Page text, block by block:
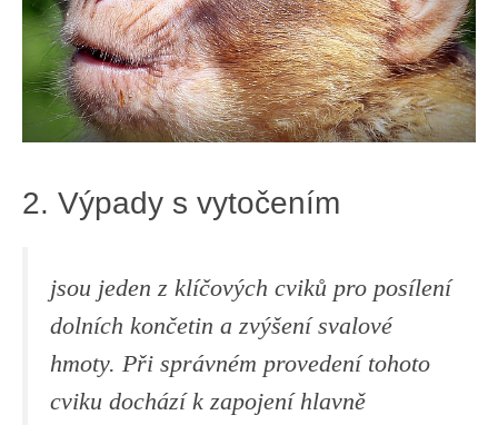
2. Výpady s vytočením
jsou‍ jeden ‌z klíčových cviků pro‍ posílení
dolních končetin a zvýšení ⁤svalové
hmoty.⁤ Při správném⁤ provedení tohoto
cviku dochází k zapojení hlavně